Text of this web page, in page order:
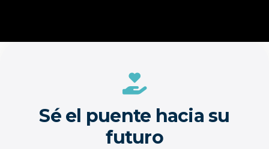
Sé el puente hacia su
futuro